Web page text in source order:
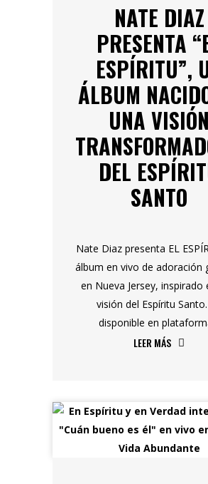
NATE DIAZ
PRESENTA
ESPÍRITU”,
ÁLBUM
UNA VISIÓN
DEL
SANTO
Nate Diaz presenta EL
álbum en vivo de adoración
en Nueva Jersey, inspirado
visión del Espíritu
disponible en
LEER MÁS